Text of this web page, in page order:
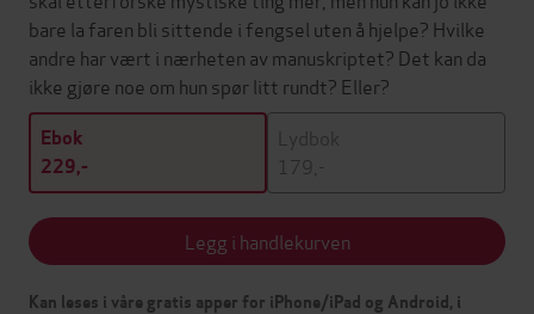
bare la faren bli sittende i fengsel uten å hjelpe? Hvilke
andre har vært i nærheten av manuskriptet? Det kan da
ikke gjøre noe om hun spør litt rundt? Eller?
Ebok
229,-
Lydbok
179,-
Legg i handlekurven
Kan leses i våre gratis apper for iPhone/iPad og Android, i